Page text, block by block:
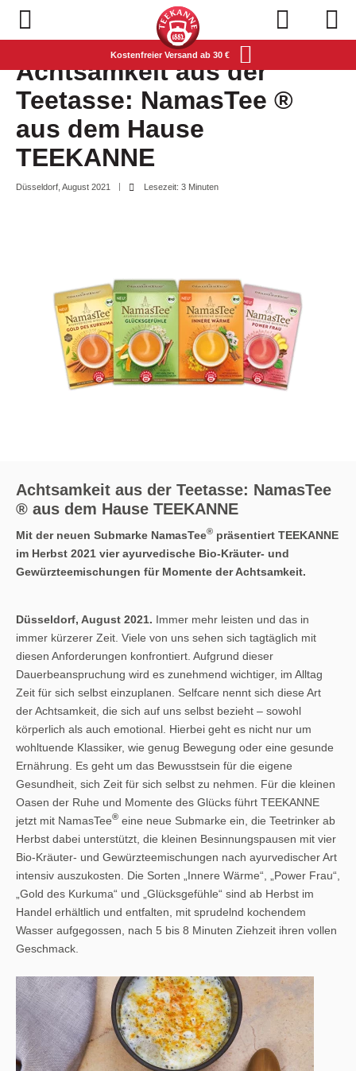
Navigation öffnen
Kostenfreier Versand ab 30 €
Achtsamkeit aus der
Teetasse: NamasTee ®
aus dem Hause
TEEKANNE
Düsseldorf, August 2021 Lesezeit: 3 Minuten
Achtsamkeit aus der Teetasse: NamasTee
® aus dem Hause TEEKANNE
Mit der neuen Submarke NamasTee® präsentiert TEEKANNE
im Herbst 2021 vier ayurvedische Bio-Kräuter- und
Gewürzteemischungen für Momente der Achtsamkeit.
Düsseldorf, August 2021. Immer mehr leisten und das in
immer kürzerer Zeit. Viele von uns sehen sich tagtäglich mit
diesen Anforderungen konfrontiert. Aufgrund dieser
Dauerbeanspruchung wird es zunehmend wichtiger, im Alltag
Zeit für sich selbst einzuplanen. Selfcare nennt sich diese Art
der Achtsamkeit, die sich auf uns selbst bezieht – sowohl
körperlich als auch emotional. Hierbei geht es nicht nur um
wohltuende Klassiker, wie genug Bewegung oder eine gesunde
Ernährung. Es geht um das Bewusstsein für die eigene
Gesundheit, sich Zeit für sich selbst zu nehmen. Für die kleinen
Oasen der Ruhe und Momente des Glücks führt TEEKANNE
jetzt mit NamasTee® eine neue Submarke ein, die Teetrinker ab
Herbst dabei unterstützt, die kleinen Besinnungspausen mit vier
Bio-Kräuter- und Gewürzteemischungen nach ayurvedischer Art
intensiv auszukosten. Die Sorten „Innere Wärme“, „Power Frau“,
„Gold des Kurkuma“ und „Glücksgefühle“ sind ab Herbst im
Handel erhältlich und entfalten, mit sprudelnd kochendem
Wasser aufgegossen, nach 5 bis 8 Minuten Ziehzeit ihren vollen
Geschmack.